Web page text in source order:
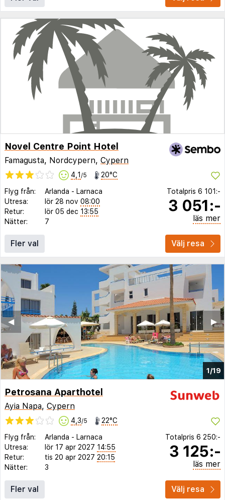
Novel Centre Point Hotel
Famagusta, Nordcypern, Cypern
4,1 /5 20°C
Flyg från: Arlanda - Larnaca
Utresa:
lör 28 nov 08:00
Retur:
lör 05 dec 13:55
Nätter:
7
Totalpris 6 101:-
3 051:-
läs mer
Fler val Välj resa
1/19
▶︎
◀︎
Petrosana Aparthotel
Ayia Napa, Cypern
4,3/5 22°C
Flyg från: Arlanda - Larnaca
Utresa:
lör 17 apr 2027 14:55
Retur:
tis 20 apr 2027 20:15
Nätter:
3
Totalpris 6 250:-
3 125:-
läs mer
Fler val Välj resa